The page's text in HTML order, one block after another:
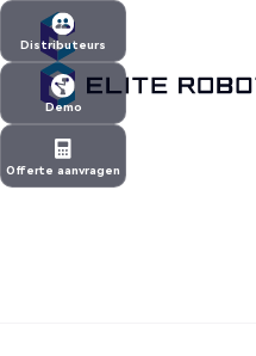
Distributeurs
Distributeurs
Demo
Demo
Offerte aanvragen